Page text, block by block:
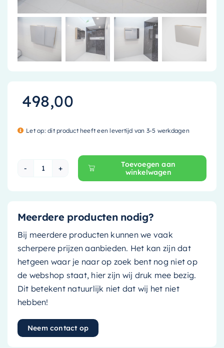
498,00
Let op: dit product heeft een levertijd van 3-5 werkdagen
Mondiaz Spiegelkast Cubb - 100cm - washed
Toevoegen aan
winkelwagen
Meerdere producten nodig?
Bij meerdere producten kunnen we vaak
scherpere prijzen aanbieden. Het kan zijn dat
hetgeen waar je naar op zoek bent nog niet op
de webshop staat, hier zijn wij druk mee bezig.
Dit betekent natuurlijk niet dat wij het niet
hebben!
Neem contact op